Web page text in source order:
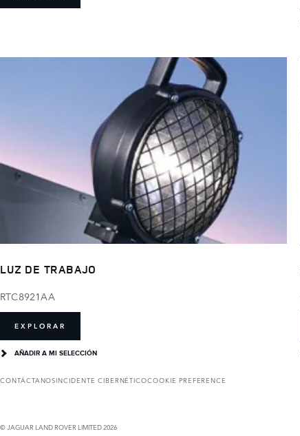
LUZ DE TRABAJO
RTC8921AA
EXPLORAR
AÑADIR A MI SELECCIÓN
CONTÁCTANOSINCIDENTE CIBERNÉTICOCOOKIE PREFERENCE
© JAGUAR LAND ROVER LIMITED 2026